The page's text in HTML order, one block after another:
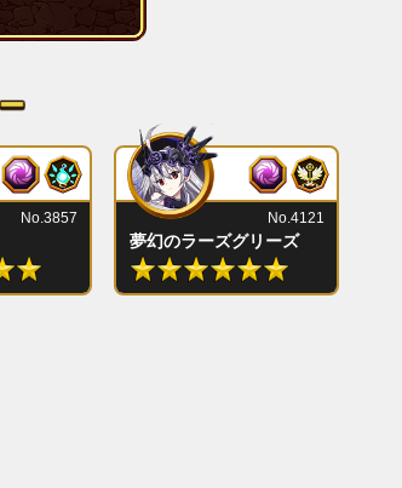
No.3857
夢幻のラーズグリーズ
No.4121